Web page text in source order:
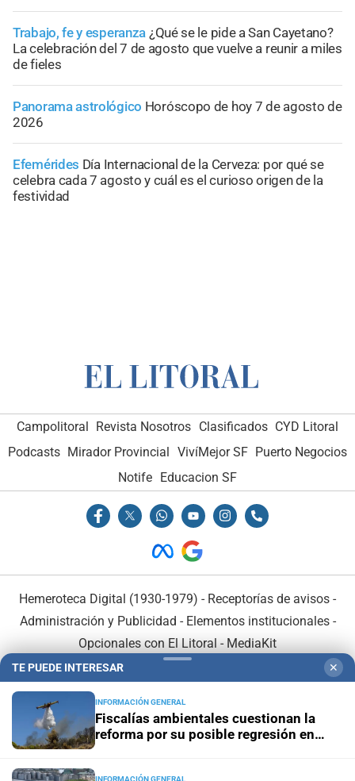
Trabajo, fe y esperanza ¿Qué se le pide a San Cayetano?
La celebración del 7 de agosto que vuelve a reunir a miles
de fieles
Panorama astrológico Horóscopo de hoy 7 de agosto de
2026
Efemérides Día Internacional de la Cerveza: por qué se
celebra cada 7 agosto y cuál es el curioso origen de la
festividad
Campolitoral Revista Nosotros Clasificados CYD Litoral
Podcasts Mirador Provincial VivíMejor SF Puerto Negocios
Notife Educacion SF
Hemeroteca Digital (1930-1979) - Receptorías de avisos -
Administración y Publicidad - Elementos institucionales-
Opcionales con El Litoral - MediaKit
TE PUEDE INTERESAR ✕
INFORMACIÓN GENERAL
Fiscalías ambientales cuestionan la
reforma por su posible regresión en
INFORMACIÓN GENERAL